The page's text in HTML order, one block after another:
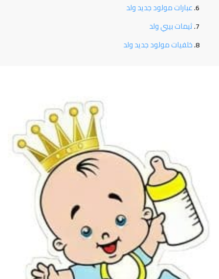
عبارات مولود جديد ولد
ثيمات بيبي ولد
خلفيات مولود جديد ولد